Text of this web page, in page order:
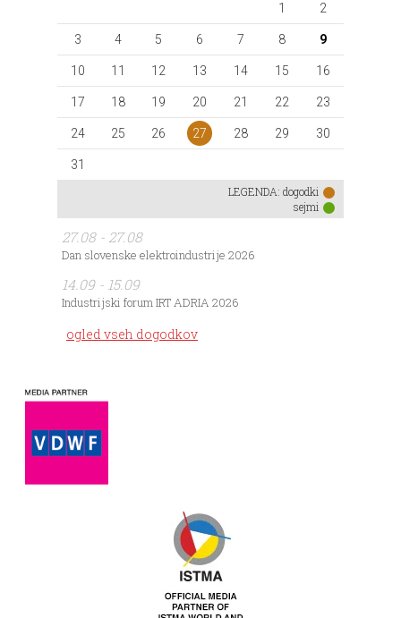
1 2
3 4 5 6 7 8 9
10 11 12 13 14 15 16
17 18 19 20 21 22 23
24 25 26 27 28 29 30
31
LEGENDA: dogodki
sejmi
27.08 - 27.08
Dan slovenske elektroindustrije 2026
14.09 - 15.09
Industrijski forum IRT ADRIA 2026
ogled vseh dogodkov